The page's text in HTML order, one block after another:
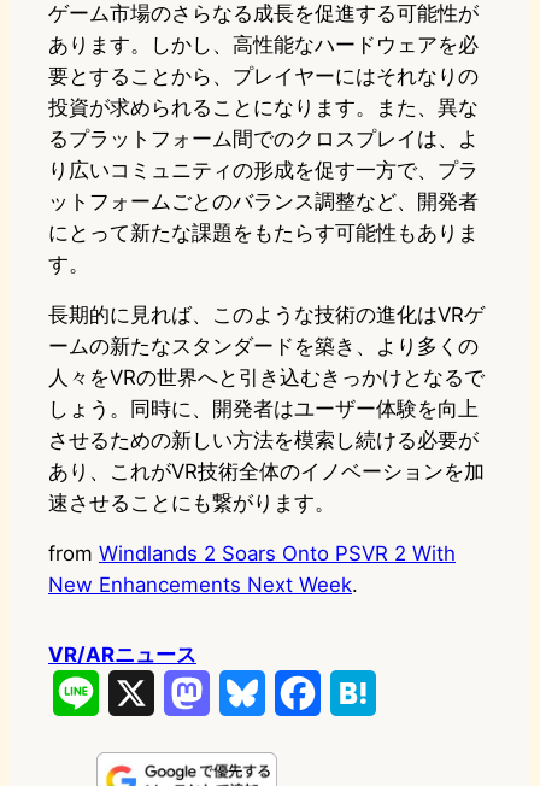
ゲーム市場のさらなる成長を促進する可能性が
あります。しかし、高性能なハードウェアを必
要とすることから、プレイヤーにはそれなりの
投資が求められることになります。また、異な
るプラットフォーム間でのクロスプレイは、よ
り広いコミュニティの形成を促す一方で、プラ
ットフォームごとのバランス調整など、開発者
にとって新たな課題をもたらす可能性もありま
す。
長期的に見れば、このような技術の進化はVRゲ
ームの新たなスタンダードを築き、より多くの
人々をVRの世界へと引き込むきっかけとなるで
しょう。同時に、開発者はユーザー体験を向上
させるための新しい方法を模索し続ける必要が
あり、これがVR技術全体のイノベーションを加
速させることにも繋がります。
from Windlands 2 Soars Onto PSVR 2 With
New Enhancements Next Week.
VR/ARニュース